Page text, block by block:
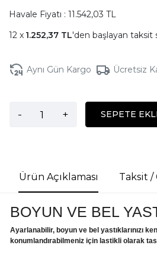
Havale Fiyatı : 11.542,03 TL
1.252,37 TL'den başlayan taksit
Aynı Gün Kargo Ücretsiz
- + SEPETE
Ürün Açıklaması Taksit /
BOYUN VE BEL
Ayarlanabilir, boyun ve bel yastıklarınızı
konumlandırabilmeniz için lastikli olarak